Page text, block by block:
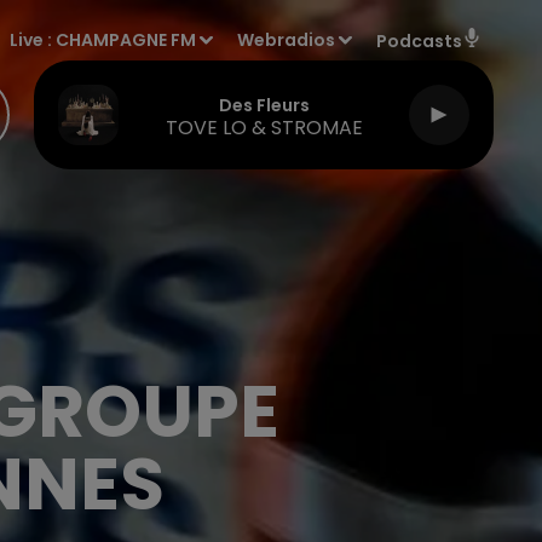
Live : CHAMPAGNE FM Webradios Podcasts
Des Fleurs
TOVE LO & STROMAE